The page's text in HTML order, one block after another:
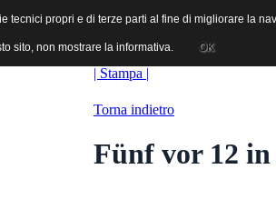
Nazionale Industrie Cinematografiche
| Stampa |
Torna indietro
Fünf vor 12 in
tecnici propri e di terze parti al fine di migliorare la
sito, non mostrare la informativa. OK
tecnici propri e di terze parti al fine di migliorare la
sito, non mostrare la informativa. OK